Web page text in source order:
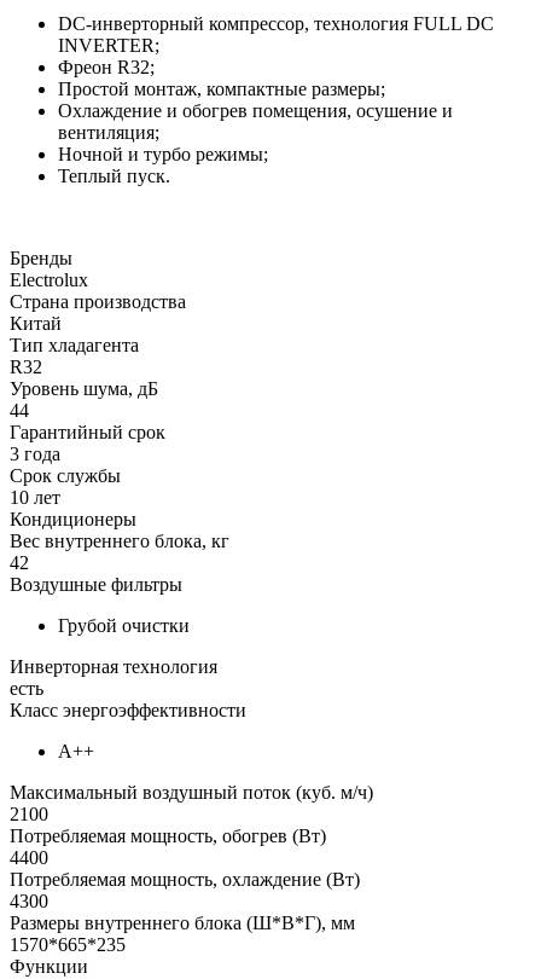
DC-инверторный компрессор, технология FULL DC
INVERTER;
Фреон R32;
Простой монтаж, компактные размеры;
Охлаждение и обогрев помещения, осушение и
вентиляция;
Ночной и турбо режимы;
Теплый пуск.
Бренды
Electrolux
Страна производства
Китай
Тип хладагента
R32
Уровень шума, дБ
44
Гарантийный срок
3 года
Срок службы
10 лет
Кондиционеры
Вес внутреннего блока, кг
42
Воздушные фильтры
Грубой очистки
Инверторная технология
есть
Класс энергоэффективности
А++
Максимальный воздушный поток (куб. м/ч)
2100
Потребляемая мощность, обогрев (Вт)
4400
Потребляемая мощность, охлаждение (Вт)
4300
Размеры внутреннего блока (Ш*В*Г), мм
1570*665*235
Функции